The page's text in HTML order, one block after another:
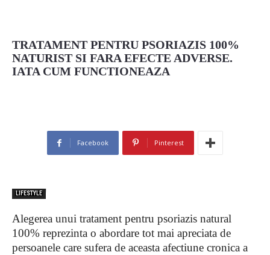
TRATAMENT PENTRU PSORIAZIS 100%
NATURIST SI FARA EFECTE ADVERSE.
IATA CUM FUNCTIONEAZA
Facebook Pinterest
LIFESTYLE
Alegerea unui tratament pentru psoriazis natural
100% reprezinta o abordare tot mai apreciata de
persoanele care sufera de aceasta afectiune cronica a